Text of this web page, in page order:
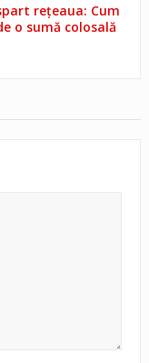
rețeaua: Cum
o sumă colosală